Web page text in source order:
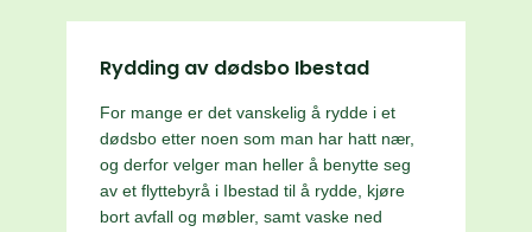
Rydding av dødsbo Ibestad
For mange er det vanskelig å rydde i et
dødsbo etter noen som man har hatt nær,
og derfor velger man heller å benytte seg
av et flyttebyrå i Ibestad til å rydde, kjøre
bort avfall og møbler, samt vaske ned